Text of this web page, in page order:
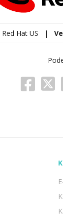
Red Hat US |